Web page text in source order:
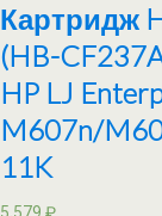
Картридж
(HB-
HP LJ
M607n/
11K